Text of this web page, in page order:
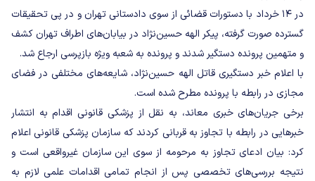
در ۱۴ خرداد با دستورات قضائی از سوی دادستانی تهران و در پی تحقیقات
گسترده صورت گرفته، پیکر الهه حسین‌نژاد در بیابان‌های اطراف تهران کشف
و متهمین پرونده دستگیر شدند و پرونده به شعبه ویژه بازپرسی ارجاع شد.
با اعلام خبر دستگیری قاتل الهه حسین‌نژاد، شایعه‌های مختلفی در فضای
مجازی در رابطه با پرونده مطرح شده است.
برخی جریان‌های خبری معاند، به نقل از پزشکی قانونی اقدام به انتشار
خبرهایی در رابطه با تجاوز به قربانی کردند که سازمان پزشکی قانونی اعلام
کرد: بیان ادعای تجاوز به مرحومه از سوی این سازمان غیرواقعی است و
نتیجه بررسی‌های تخصصی پس از انجام تمامی اقدامات علمی لازم به